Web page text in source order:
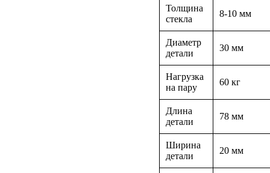
Толщина
стекла
8-10 мм
Диаметр
детали
30 мм
Нагрузка
на пару
60 кг
Длина
детали
78 мм
Ширина
детали
20 мм